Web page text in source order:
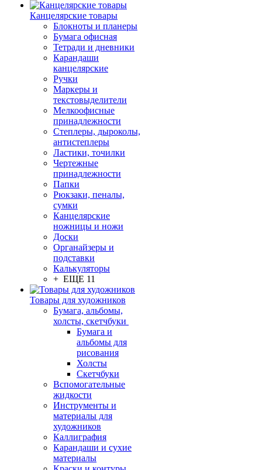
Канцелярские товары
Блокноты и планеры
Бумага офисная
Тетради и дневники
Карандаши
канцелярские
Ручки
Маркеры и
текстовыделители
Мелкоофисные
принадлежности
Степлеры, дыроколы,
антистеплеры
Ластики, точилки
Чертежные
принадлежности
Папки
Рюкзаки, пеналы,
сумки
Канцелярские
ножницы и ножи
Доски
Органайзеры и
подставки
Калькуляторы
+ ЕЩЕ 11
Товары для художников
Бумага, альбомы,
холсты, скетчбуки
Бумага и
альбомы для
рисования
Холсты
Скетчбуки
Вспомогательные
жидкости
Инструменты и
материалы для
художников
Каллиграфия
Карандаши и сухие
материалы